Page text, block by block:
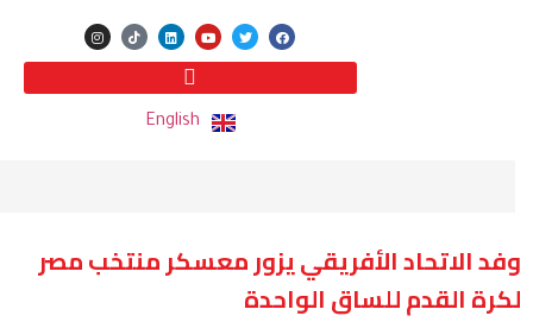
English
وفد الاتحاد الأفريقي يزور معسكر منتخب مصر
لكرة القدم للساق الواحدة